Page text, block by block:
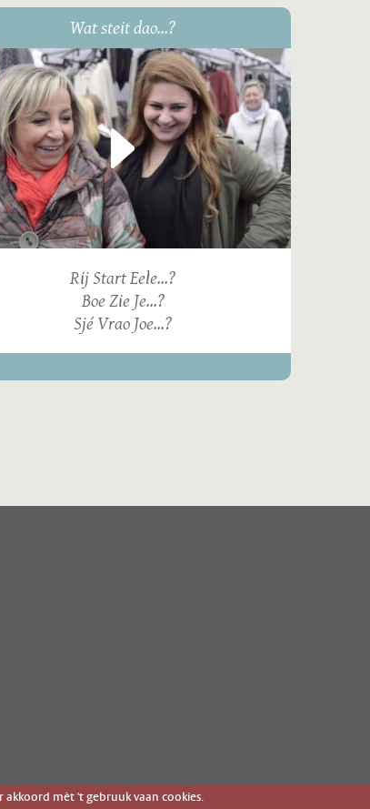
Wat steit dao...?
Rij Start Eele...?
Boe Zie Je...?
Sjé Vrao Joe...?
akkoord mèt 't gebruuk vaan cookies.